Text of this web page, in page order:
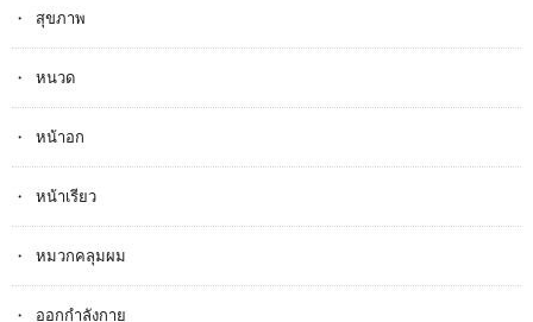
สุขภาพ
หนวด
หน้าอก
หน้าเรียว
หมวกคลุมผม
ออกกำลังกาย